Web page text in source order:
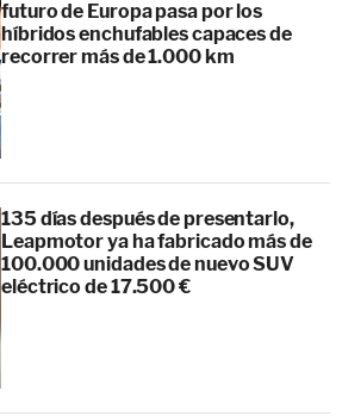
futuro de Europa pasa por los
híbridos enchufables capaces de
recorrer más de 1.000 km
135 días después de presentarlo,
Leapmotor ya ha fabricado más de
100.000 unidades de nuevo SUV
eléctrico de 17.500 €